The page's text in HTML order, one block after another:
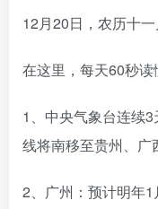
12月20日，农历十
在这里，每天60秒读
1、中央气象台连续
线将南移至贵州、广
2、广州：预计明年